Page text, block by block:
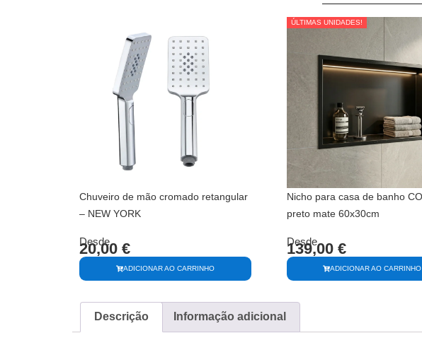
Chuveiro de mão cromado retangular
– NEW YORK
ADICIONAR AO CARRINHO
Desde
20,00 €
ÚLTIMAS UNIDADES!
ÚLTIMAS UNIDADES!
Nicho para casa de banho
preto mate 60x30cm
ADICIONAR AO CARRINHO
Desde
139,00 €
Descrição Informação adicional